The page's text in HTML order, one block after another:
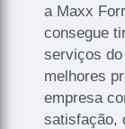
a Maxx
consegue
serviços
melhores
empresa
satisfação,